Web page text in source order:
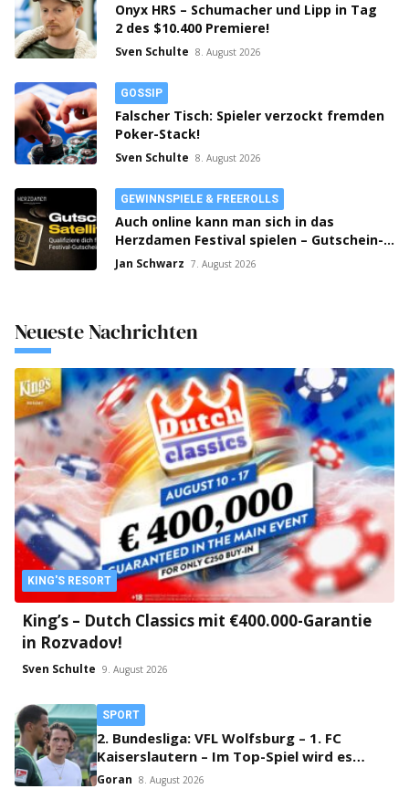
Onyx HRS – Schumacher und Lipp in Tag
2 des $10.400 Premiere!
Sven Schulte 8. August 2026
GOSSIP
Falscher Tisch: Spieler verzockt fremden
Poker-Stack!
Sven Schulte 8. August 2026
GEWINNSPIELE & FREEROLLS
Auch online kann man sich in das
Herzdamen Festival spielen – Gutschein-
Satellites laufen auf bwin Poker!
Jan Schwarz 7. August 2026
Neueste Nachrichten
KING'S RESORT
King’s – Dutch Classics mit €400.000-Garantie
in Rozvadov!
Sven Schulte 9. August 2026
SPORT
2. Bundesliga: VFL Wolfsburg – 1. FC
Kaiserslautern – Im Top-Spiel wird es
klingeln!
Goran 8. August 2026